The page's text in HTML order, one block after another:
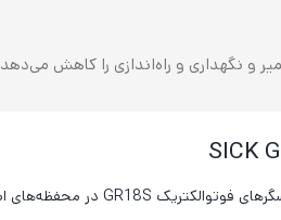
و نگهداری و راه‌اندازی را کاهش می‌دهد